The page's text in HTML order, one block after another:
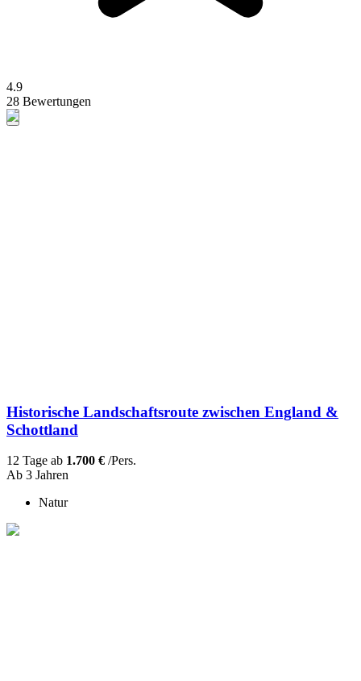
4.9
28 Bewertungen
Historische Landschaftsroute zwischen England &
Schottland
12 Tage ab 1.700 € /Pers.
Ab 3 Jahren
Natur